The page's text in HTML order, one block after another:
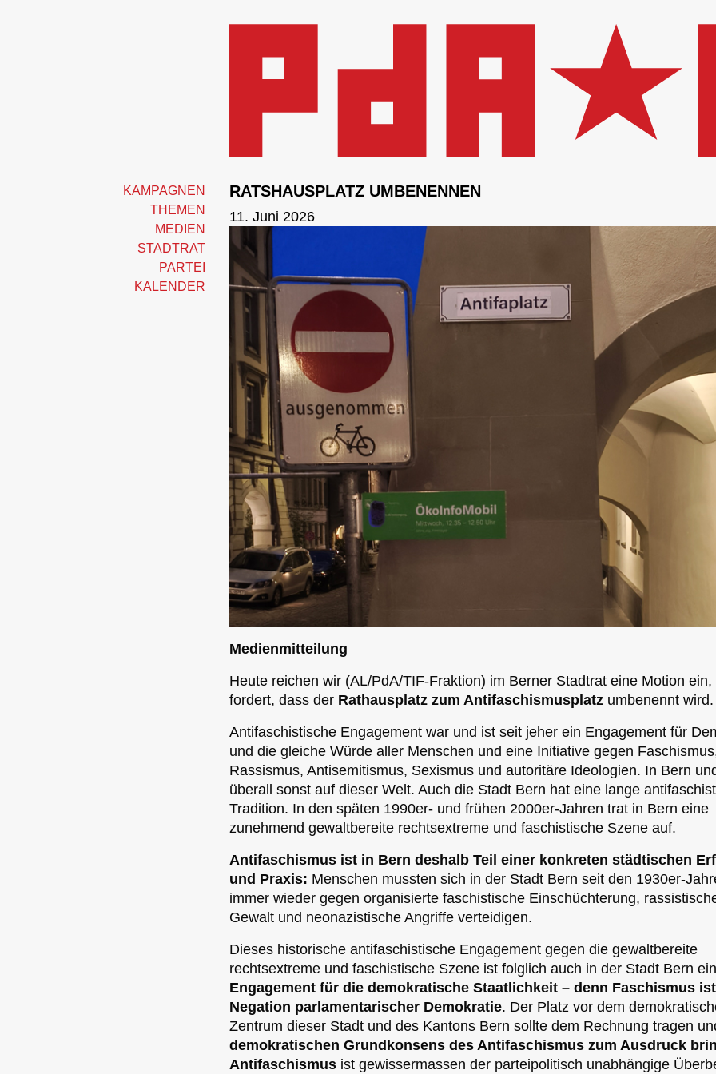
KAMPAGNEN
THEMEN
MEDIEN
STADTRAT
PARTEI
KALENDER
RATSHAUSPLATZ UMBENENNEN
11. Juni 2026
Medienmitteilung
Heute reichen wir (AL/PdA/TIF-Fraktion) im Berner Stadtrat eine Motion ein,
fordert, dass der Rathausplatz zum Antifaschismusplatz umbenennt wird.
Antifaschistische Engagement war und ist seit jeher ein Engagement für
und die gleiche Würde aller Menschen und eine Initiative gegen
Rassismus, Antisemitismus, Sexismus und autoritäre Ideologien. In Bern
überall sonst auf dieser Welt. Auch die Stadt Bern hat eine lange
Tradition. In den späten 1990er- und frühen 2000er-Jahren trat in Bern eine
zunehmend gewaltbereite rechtsextreme und faschistische Szene auf.
Antifaschismus ist in Bern deshalb Teil einer konkreten städtischen
und Praxis: Menschen mussten sich in der Stadt Bern seit den 1930er-
immer wieder gegen organisierte faschistische Einschüchterung,
Gewalt und neonazistische Angriffe verteidigen.
Dieses historische antifaschistische Engagement gegen die gewaltbereite
rechtsextreme und faschistische Szene ist folglich auch in der Stadt Bern ein
Engagement für die demokratische Staatlichkeit – denn Faschismus
Negation parlamentarischer Demokratie. Der Platz vor dem
Zentrum dieser Stadt und des Kantons Bern sollte dem Rechnung tragen
demokratischen Grundkonsens des Antifaschismus zum Ausdruck
Antifaschismus ist gewissermassen der parteipolitisch unabhängige